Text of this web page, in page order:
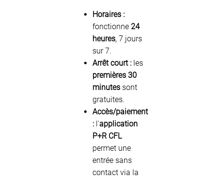
Horaires :
fonctionne 24
heures, 7 jours
sur 7.
Arrêt court : les
premières 30
minutes sont
gratuites.
Accès/paiement
: l'application
P+R CFL
permet une
entrée sans
contact via la